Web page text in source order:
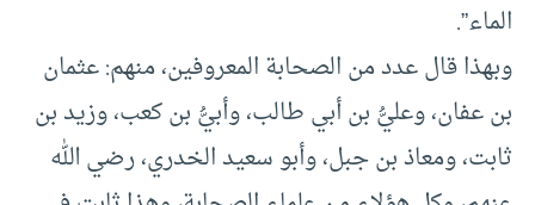
الماء”.
وبهذا قال عدد من الصحابة المعروفين، منهم: عثمان
بن عفان، وعليُّ بن أبي طالب، وأبيُّ بن كعب، وزيد بن
ثابت، ومعاذ بن جبل، وأبو سعيد الخدري، رضي الله